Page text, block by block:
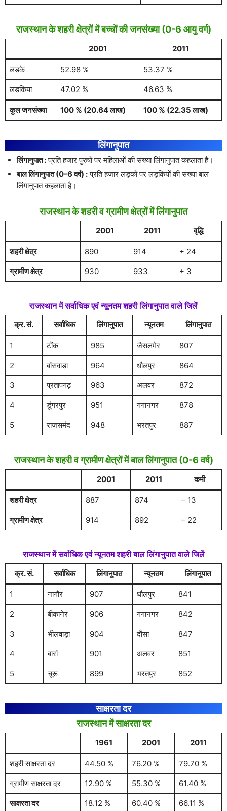
राजस्थान के शहरी क्षेत्रों में बच्चों की जनसंख्या (0-6 आयु वर्ग)
2001 2011
लड़के 52.98 % 53.37 %
लड़किया 47.02 % 46.63 %
कुल जनसंख्या 100 % (20.64 लाख) 100 % (22.35 लाख)
लिंगानुपात
लिंगानुपात :प्रति हजार पुरुषों पर महिलाओं की संख्या लिंगानुपात कहलाता है।
बाल लिंगानुपात (0-6 वर्ष) :प्रति हजार लड़कों पर लड़कियों की संख्या बाल
लिंगानुपात कहलाता है।
राजस्थान के शहरी व ग्रामीण क्षेत्रों में लिंगानुपात
2001 2011 वृद्धि
शहरी क्षेत्र 890 914 + 24
ग्रामीण क्षेत्र 930 933 + 3
राजस्थान में सर्वाधिक एवं न्यूनतम शहरी लिंगानुपात वाले जिलें
क्र. सं. सर्वाधिक लिंगानुपात न्यूनतम लिंगानुपात
1 टोंक 985 जैसलमेर 807
2 बांसवाड़ा 964 धौलपुर 864
3 प्रतापगढ़ 963 अलवर 872
4 डूंगरपुर 951 गंगानगर 878
5 राजसमंद 948 भरतपुर 887
राजस्थान के शहरी व ग्रामीण क्षेत्रों में बाल लिंगानुपात (0-6 वर्ष)
2001 2011 कमी
शहरी क्षेत्र 887 874 – 13
ग्रामीण क्षेत्र 914 892 – 22
राजस्थान में सर्वाधिक एवं न्यूनतम शहरी बाल लिंगानुपात वाले जिलें
क्र. सं. सर्वाधिक लिंगानुपात न्यूनतम लिंगानुपात
1 नागौर 907 धौलपुर 841
2 बीकानेर 906 गंगानगर 842
3 भीलवाड़ा 904 दौसा 847
4 बारां 901 अलवर 851
5 चूरू 899 भरतपुर 852
साक्षरता दर
राजस्थान में साक्षरता दर
1961 2001 2011
शहरी साक्षरता दर 44.50 % 76.20 % 79.70 %
ग्रामीण साक्षरता दर 12.90 % 55.30 % 61.40 %
साक्षरता दर 18.12 % 60.40 % 66.11 %